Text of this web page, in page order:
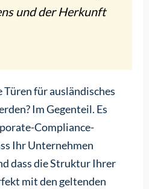
und der Herkunft
Türen für ausländisches
Im Gegenteil. Es
Compliance-
Ihr Unternehmen
dass die Struktur Ihrer
mit den geltenden